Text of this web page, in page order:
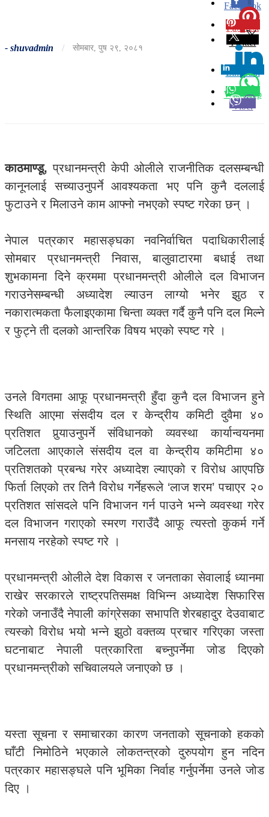
- shuvadmin / सोमबार, पुष २९, २०८१
Facebook
0
Pinterest
Twitter
Linkedin
0
Whatsapp
Viber
काठमाण्डू,प्रधानमन्त्री केपी ओलीले राजनीतिक दलसम्बन्धी
कानूनलाई सच्याउनुपर्ने आवश्यकता भए पनि कुनै दललाई
फुटाउने र मिलाउने काम आफ्नो नभएको स्पष्ट गरेका छन् ।
नेपाल पत्रकार महासङ्घका नवनिर्वाचित पदाधिकारीलाई
सोमबार प्रधानमन्त्री निवास, बालुवाटारमा बधाई तथा
शुभकामना दिने क्रममा प्रधानमन्त्री ओलीले दल विभाजन
गराउनेसम्बन्धी अध्यादेश ल्याउन लाग्यो भनेर झुठ र
नकारात्मकता फैलाइएकामा चिन्ता व्यक्त गर्दै कुनै पनि दल मिल्ने
र फुट्ने ती दलको आन्तरिक विषय भएको स्पष्ट गरे ।
उनले विगतमा आफू प्रधानमन्त्री हुँदा कुनै दल विभाजन हुने
स्थिति आएमा संसदीय दल र केन्द्रीय कमिटी दुवैमा ४०
प्रतिशत पुर्‍याउनुपर्ने संविधानको व्यवस्था कार्यान्वयनमा
जटिलता आएकाले संसदीय दल वा केन्द्रीय कमिटीमा ४०
प्रतिशतको प्रबन्ध गरेर अध्यादेश ल्याएको र विरोध आएपछि
फिर्ता लिएको तर तिनै विरोध गर्नेहरूले ‘लाज शरम’ पचाएर २०
प्रतिशत सांसदले पनि विभाजन गर्न पाउने भन्ने व्यवस्था गरेर
दल विभाजन गराएको स्मरण गराउँदै आफू त्यस्तो कुकर्म गर्ने
मनसाय नरहेको स्पष्ट गरे ।
प्रधानमन्त्री ओलीले देश विकास र जनताका सेवालाई ध्यानमा
राखेर सरकारले राष्ट्रपतिसमक्ष विभिन्न अध्यादेश सिफारिस
गरेको जनाउँदै नेपाली कांग्रेसका सभापति शेरबहादुर देउवाबाट
त्यस्को विरोध भयो भन्ने झुठो वक्तव्य प्रचार गरिएका जस्ता
घटनाबाट नेपाली पत्रकारिता बच्नुपर्नेमा जोड दिएको
प्रधानमन्त्रीको सचिवालयले जनाएको छ ।
यस्ता सूचना र समाचारका कारण जनताको सूचनाको हकको
घाँटी निमोठिने भएकाले लोकतन्त्रको दुरुपयोग हुन नदिन
पत्रकार महासङ्घले पनि भूमिका निर्वाह गर्नुपर्नेमा उनले जोड
दिए ।